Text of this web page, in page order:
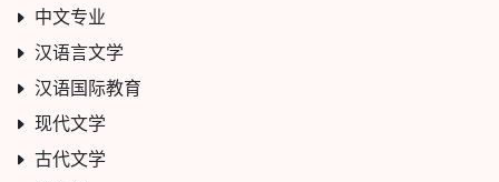
中文专业
汉语言文学
汉语国际教育
现代文学
古代文学